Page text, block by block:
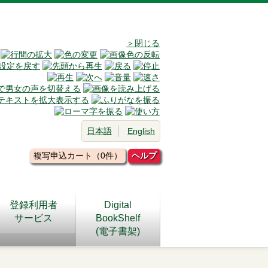
＞閉じる
日本語 English
複写申込カート（0件） ヘルプ
登録利用者
サービス
Digital
BookShelf
(電子書架)